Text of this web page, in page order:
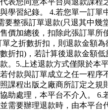
學習紀錄。 4.若您單一訂單
要整張訂單退款(只退其中幾
價加總後，扣除此張訂單所
之折數折扣，則退款金額為
折扣)，若計算後退款金額低
。5.上述退款方式僅限於本
付款與訂單成立之任一程序
課程出版之廠商所訂定之規
助處理，本平台不介入。 6.
需要辦理退款時，由本平台